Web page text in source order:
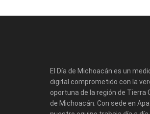
El Día de Michoacán es un
digital comprometido con la
oportuna de la región de Tierra
de Michoacán. Con sede en